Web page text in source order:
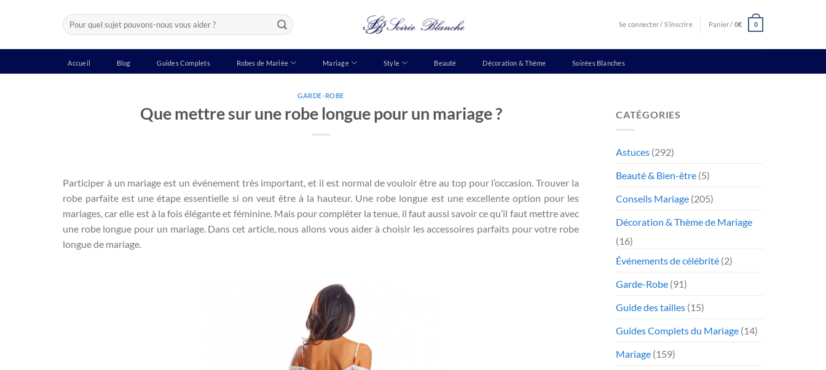
Recherche
pour :
Se connecter / S’inscrire Panier / 0€ 0
Accueil Blog Guides Complets Robes de Mariée Mariage Style Beauté Décoration & Thème Soirées Blanches
GARDE-ROBE
Que mettre sur une robe longue pour un mariage ?
Participer à un mariage est un événement très important, et il est normal de vouloir être au top pour l’occasion. Trouver la
robe parfaite est une étape essentielle si on veut être à la hauteur. Une robe longue est une excellente option pour les
mariages, car elle est à la fois élégante et féminine. Mais pour compléter la tenue, il faut aussi savoir ce qu’il faut mettre avec
une robe longue pour un mariage. Dans cet article, nous allons vous aider à choisir les accessoires parfaits pour votre robe
longue de mariage.
CATÉGORIES
Astuces (292)
Beauté & Bien-être (5)
Conseils Mariage (205)
Décoration & Thème de Mariage
(16)
Événements de célébrité (2)
Garde-Robe (91)
Guide des tailles (15)
Guides Complets du Mariage (14)
Mariage (159)